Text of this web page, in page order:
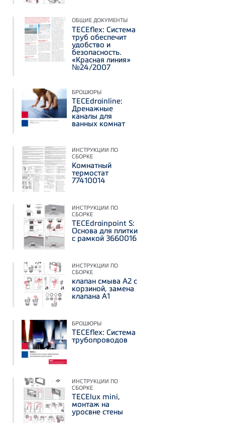
ОБЩИЕ ДОКУМЕНТЫ
TECEflex: Система
труб обеспечит
удобство и
безопасность.
«Красная линия»
№24/2007
БРОШЮРЫ
TECEdrainline:
Дренажные
каналы для
ванных комнат
ИНСТРУКЦИИ ПО
СБОРКЕ
Комнатный
термостат
77410014
ИНСТРУКЦИИ ПО
СБОРКЕ
TECEdrainpoint S:
Основа для плитки
с рамкой 3660016
ИНСТРУКЦИИ ПО
СБОРКЕ
клапан смыва А2 с
корзиной, замена
клапана А1
БРОШЮРЫ
TECEflex: Система
трубопроводов
ИНСТРУКЦИИ ПО
СБОРКЕ
TECElux mini,
монтаж на
уросвне стены